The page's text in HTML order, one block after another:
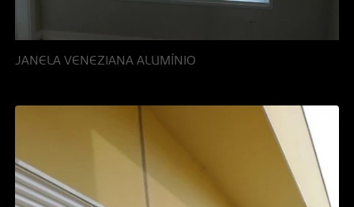
JANELA VENEZIANA ALUMÍNIO